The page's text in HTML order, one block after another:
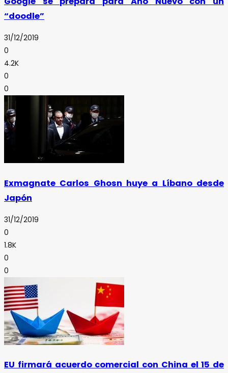
“doodle”
31/12/2019
0
4.2K
0
0
Exmagnate Carlos Ghosn huye a Líbano desde
Japón
31/12/2019
0
1.8K
0
0
EU firmará acuerdo comercial con China el 15 de